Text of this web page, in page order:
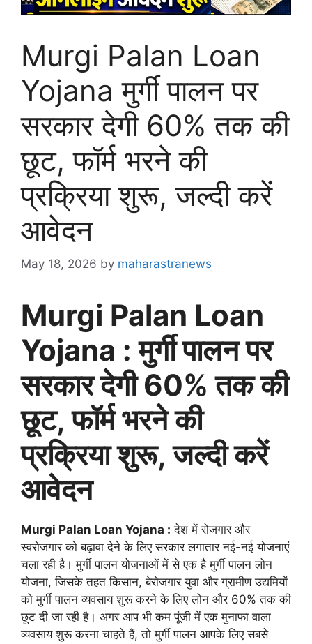
Murgi Palan Loan
Yojana मुर्गी पालन पर
सरकार देगी 60% तक की
छूट, फॉर्म भरने की
प्रक्रिया शुरू, जल्दी करें
आवेदन
May 18, 2026 by maharastranews
Murgi Palan Loan
Yojana : मुर्गी पालन पर
सरकार देगी 60% तक की
छूट, फॉर्म भरने की
प्रक्रिया शुरू, जल्दी करें
आवेदन
Murgi Palan Loan Yojana : देश में रोजगार और
स्वरोजगार को बढ़ावा देने के लिए सरकार लगातार नई-नई योजनाएं
चला रही है। मुर्गी पालन योजनाओं में से एक है मुर्गी पालन लोन
योजना, जिसके तहत किसान, बेरोजगार युवा और ग्रामीण उद्यमियों
को मुर्गी पालन व्यवसाय शुरू करने के लिए लोन और 60% तक की
छूट दी जा रही है। अगर आप भी कम पूंजी में एक मुनाफा वाला
व्यवसाय शुरू करना चाहते हैं, तो मुर्गी पालन आपके लिए सबसे